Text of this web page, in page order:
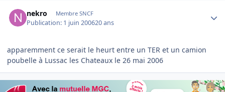
nekro Membre SNCF
Publication: 1 juin 200620 ans
apparemment ce serait le heurt entre un TER et un camion
poubelle à Lussac les Chateaux le 26 mai 2006